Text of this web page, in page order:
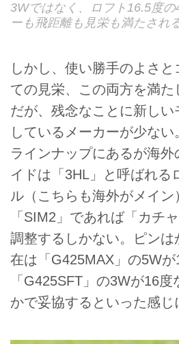
3Wではなく、ロフト16.5度
ーも飛距離も見栄も満たされ
しかし、使い勝手のよさ
ての見栄、この両方を満
だが、残念なことに新し
しているメーカーが少な
ラインナップにあるが海外
イドは「3HL」と呼ばれる
ル（こちらも海外がメイン
「SIM2」であれば「カチ
調整するしかない。ピンは
在は「G425MAX」の5Wが
「G425SFT」の3Wが16
かで妥協するといった感じ